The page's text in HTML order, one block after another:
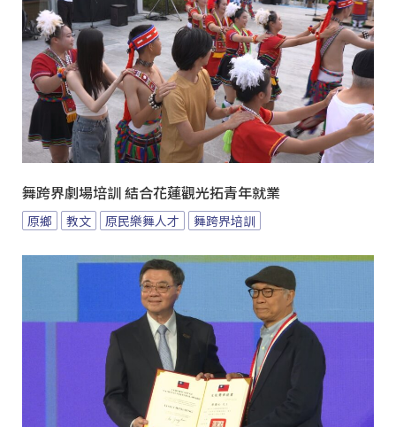
舞跨界劇場培訓 結合花蓮觀光拓青年就業
原鄉 教文 原民樂舞人才 舞跨界培訓